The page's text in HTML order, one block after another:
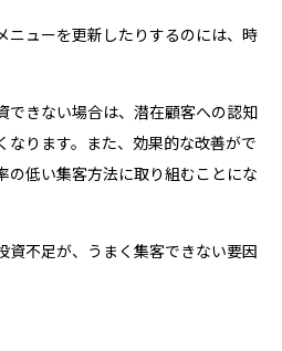
ニューを更新したりするのには、時
できない場合は、潜在顧客への認知
なります。また、効果的な改善がで
の低い集客方法に取り組むことにな
資不足が、うまく集客できない要因